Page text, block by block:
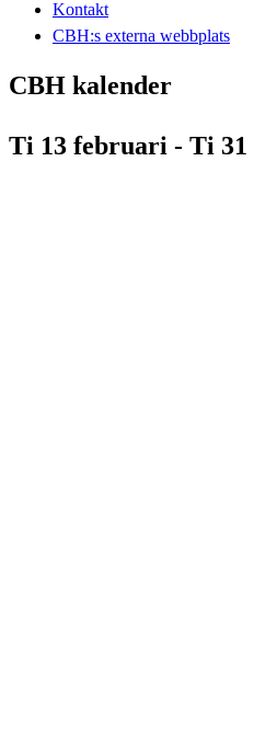
Kontakt
CBH:s externa webbplats
CBH kalender
Ti 13 februari - Ti 31